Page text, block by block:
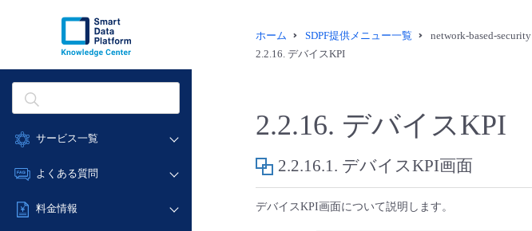
サービス一覧
データ利活用
ネットワーク
よくある質問
データ利活用
料金情報
ホーム SDPF提供メニュー一覧 network-based-security
2.2.16. デバイスKPI
2.2.16. デバイスKPI
2.2.16.1. デバイスKPI画面
デバイスKPI画面について説明します。